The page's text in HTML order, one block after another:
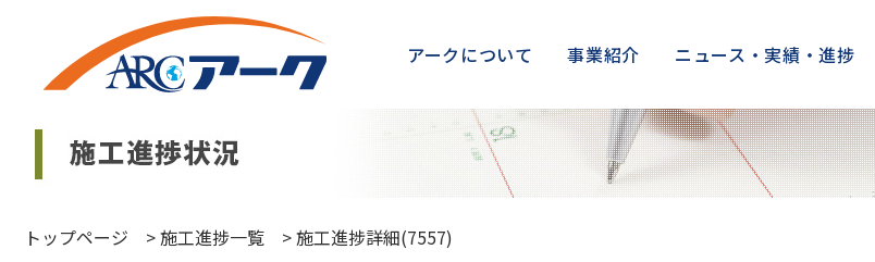
アークについて 事業紹介 ニュース・実績・進捗
トップページ >施工進捗一覧 >施工進捗詳細(7557)